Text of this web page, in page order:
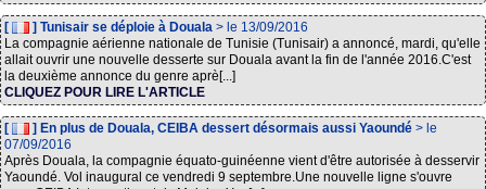
[ ] Tunisair se déploie à Douala > le 13/09/2016
La compagnie aérienne nationale de Tunisie (Tunisair) a annoncé, mardi, qu'elle
allait ouvrir une nouvelle desserte sur Douala avant la fin de l'année 2016.C'est
la deuxième annonce du genre aprè[...]
CLIQUEZ POUR LIRE L'ARTICLE
[ ] En plus de Douala, CEIBA dessert désormais aussi Yaoundé > le
07/09/2016
Après Douala, la compagnie équato-guinéenne vient d'être autorisée à desservir
Yaoundé. Vol inaugural ce vendredi 9 septembre.Une nouvelle ligne s'ouvre